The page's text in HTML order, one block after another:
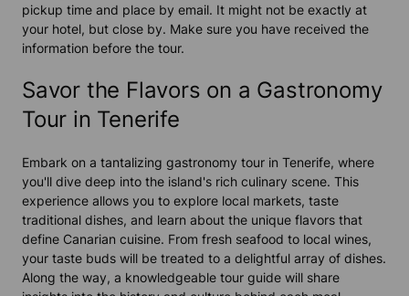
pickup time and place by email. It might not be exactly at
your hotel, but close by. Make sure you have received the
information before the tour.
Savor the Flavors on a Gastronomy
Tour in Tenerife
Embark on a tantalizing gastronomy tour in Tenerife, where
you'll dive deep into the island's rich culinary scene. This
experience allows you to explore local markets, taste
traditional dishes, and learn about the unique flavors that
define Canarian cuisine. From fresh seafood to local wines,
your taste buds will be treated to a delightful array of dishes.
Along the way, a knowledgeable tour guide will share